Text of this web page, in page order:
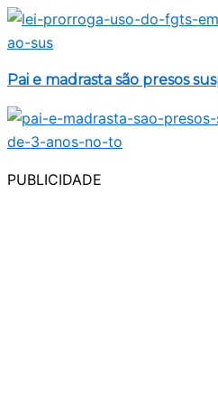
Pai e madrasta são presos
PUBLICIDADE